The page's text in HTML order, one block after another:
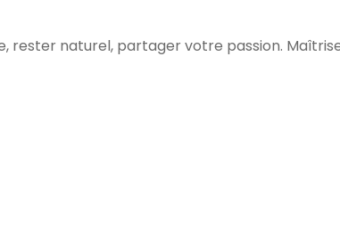
rester naturel, partager votre passion.